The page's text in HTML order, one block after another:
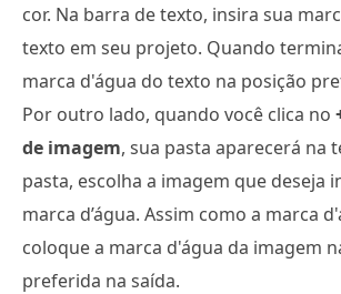
cor. Na barra de texto, insira sua
texto em seu projeto. Quando
marca d'água do texto na posição
Por outro lado, quando você clica no
de imagem, sua pasta aparecerá na
pasta, escolha a imagem que deseja
marca d’água. Assim como a marca
coloque a marca d'água da imagem
preferida na saída.